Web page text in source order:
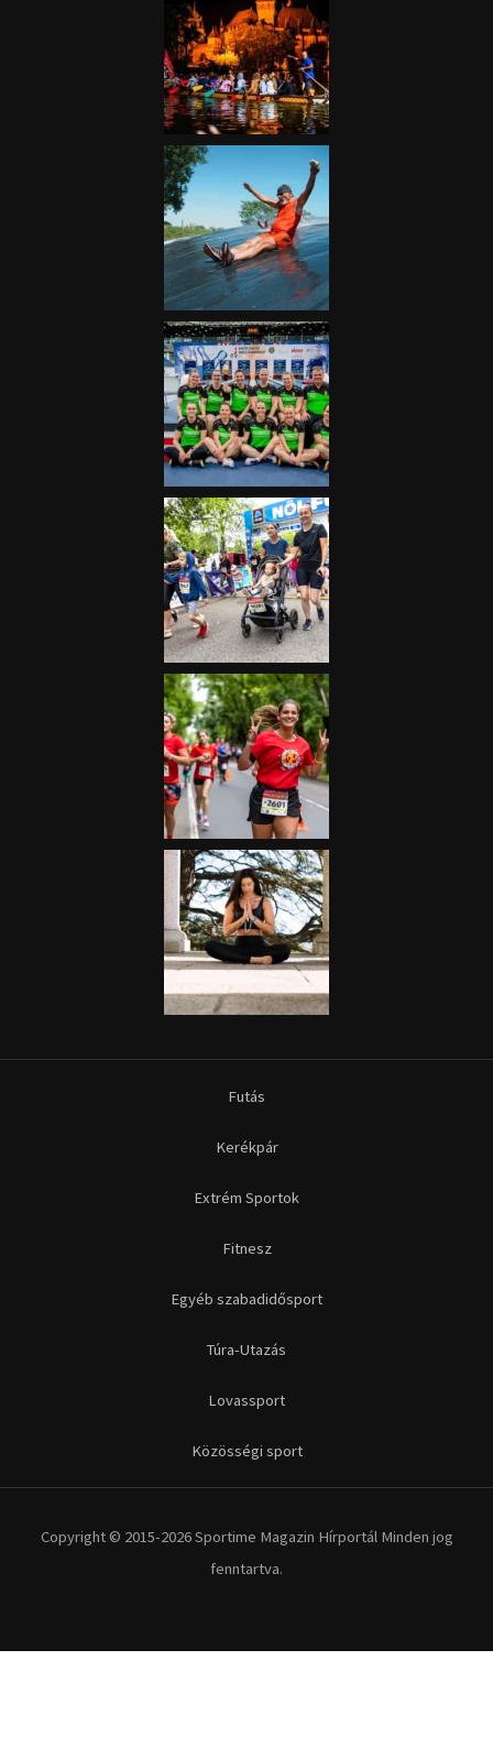
Futás
Kerékpár
Extrém Sportok
Fitnesz
Egyéb szabadidősport
Túra-Utazás
Lovassport
Közösségi sport
Copyright © 2015-2026 Sportime Magazin Hírportál Minden jog
fenntartva.